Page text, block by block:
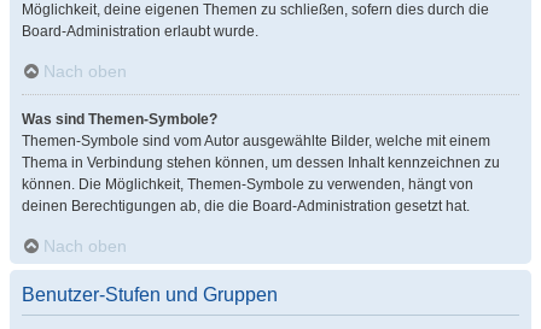
Möglichkeit, deine eigenen Themen zu schließen, sofern dies durch die
Board-Administration erlaubt wurde.
Nach oben
Was sind Themen-Symbole?
Themen-Symbole sind vom Autor ausgewählte Bilder, welche mit einem
Thema in Verbindung stehen können, um dessen Inhalt kennzeichnen zu
können. Die Möglichkeit, Themen-Symbole zu verwenden, hängt von
deinen Berechtigungen ab, die die Board-Administration gesetzt hat.
Nach oben
Benutzer-Stufen und Gruppen